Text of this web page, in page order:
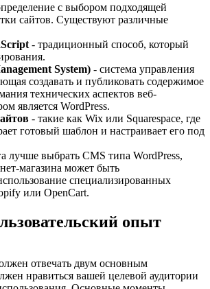
с выбором подходящей
сайтов. Существуют различные
- традиционный способ, который
System) - система управления
создавать и публиковать содержимое
технических аспектов веб-
является WordPress.
- такие как Wix или Squarespace, где
готовый шаблон и настраивает его под
лучше выбрать CMS типа WordPress,
магазина может быть
специализированных
или OpenCart.
опыт
отвечать двум основным
нравиться вашей целевой аудитории